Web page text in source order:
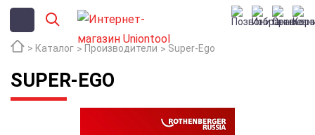
Каталог Производители Super-Ego
SUPER-EGO